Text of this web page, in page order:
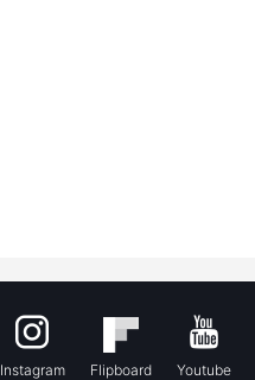
Instagram Flipboard Youtube